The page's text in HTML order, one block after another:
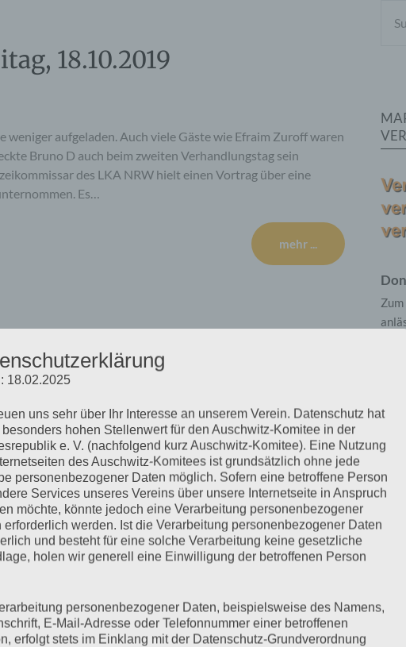
18.10.2019
aufgeladen. Auch viele Gäste wie Efraim Zuroff waren
Bruno D auch beim zweiten Verhandlungstag sein
des LKA NRW hielt einen Vortrag über eine
Es…
mehr ...
17.10.2019
es einen großen Presseauflauf. Prof. Nestler und andere
Center wurden interviewt. Außer 25 Presseleuten
Leute, die ein ähnliches Anliegen wie die KZ-Gedenkstätte
Komitee hat so Zutritt bekommen. Die Richterin…
mehr ...
wo
IN
18.02.2025
uns sehr über Ihr Interesse an unserem Verein. Datenschutz hat
hohen Stellenwert für den Auschwitz-Komitee in der
e. V. (nachfolgend kurz Auschwitz-Komitee). Eine Nutzung
des Auschwitz-Komitees ist grundsätzlich ohne jede
personenbezogener Daten möglich. Sofern eine betroffene Person
Services unseres Vereins über unsere Internetseite in Anspruch
möchte, könnte jedoch eine Verarbeitung personenbezogener
erforderlich werden. Ist die Verarbeitung personenbezogener Daten
und besteht für eine solche Verarbeitung keine gesetzliche
holen wir generell eine Einwilligung der betroffenen Person
personenbezogener Daten, beispielsweise des Namens,
E-Mail-Adresse oder Telefonnummer einer betroffenen
erfolgt stets im Einklang mit der Datenschutz-Grundverordnung